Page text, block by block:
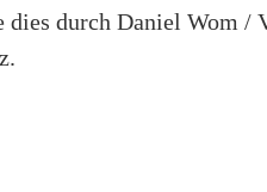
dies durch Daniel Wom /